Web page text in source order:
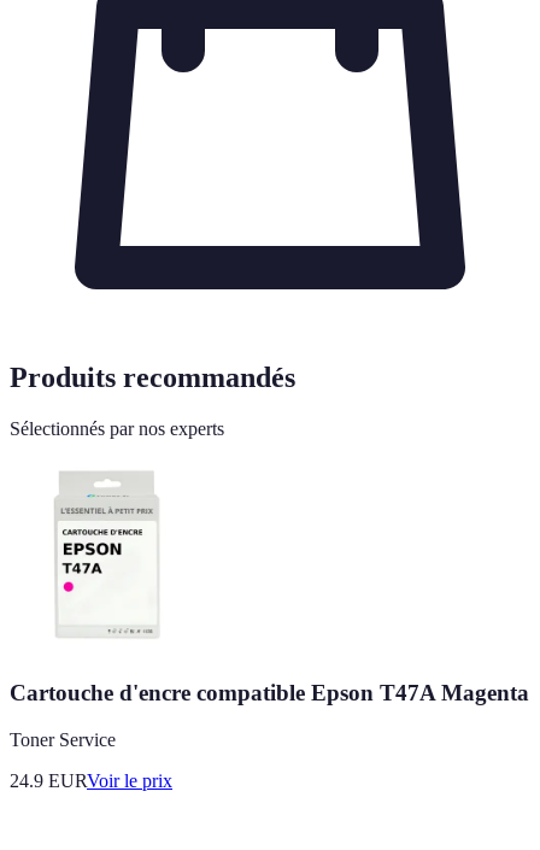
Produits recommandés
Sélectionnés par nos experts
Cartouche d'encre compatible Epson T47A Magenta
Toner Service
24.9 EURVoir le prix